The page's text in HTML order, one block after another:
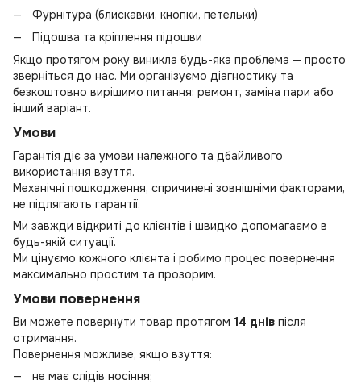
Фурнітура (блискавки, кнопки, петельки)
Підошва та кріплення підошви
Якщо протягом року виникла будь-яка проблема — просто
зверніться до нас. Ми організуємо діагностику та
безкоштовно вирішимо питання: ремонт, заміна пари або
інший варіант.
Умови
Гарантія діє за умови належного та дбайливого
використання взуття.
Механічні пошкодження, спричинені зовнішніми факторами,
не підлягають гарантії.
Ми завжди відкриті до клієнтів і швидко допомагаємо в
будь-якій ситуації.
Ми цінуємо кожного клієнта і робимо процес повернення
максимально простим та прозорим.
Умови повернення
Ви можете повернути товар протягом 14 днів після
отримання.
Повернення можливе, якщо взуття:
не має слідів носіння;